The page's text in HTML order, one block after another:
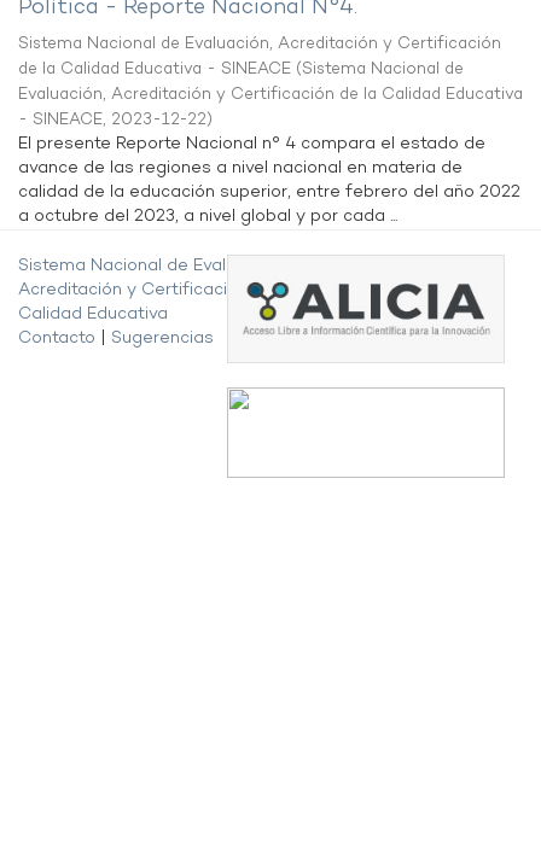
Política - Reporte Nacional N°4.
Sistema Nacional de Evaluación, Acreditación y Certificación
de la Calidad Educativa - SINEACE (Sistema Nacional de
Evaluación, Acreditación y Certificación de la Calidad Educativa
- SINEACE, 2023-12-22)
El presente Reporte Nacional n° 4 compara el estado de
avance de las regiones a nivel nacional en materia de
calidad de la educación superior, entre febrero del año 2022
a octubre del 2023, a nivel global y por cada ...
Sistema Nacional de Evaluación,
Acreditación y Certificación de la
Calidad Educativa
Contacto
Sugerencias